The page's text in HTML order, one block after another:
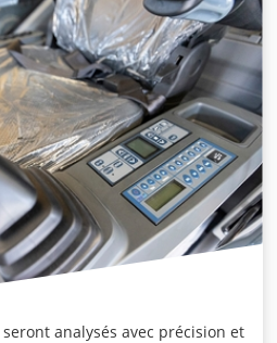
analysés avec précision et